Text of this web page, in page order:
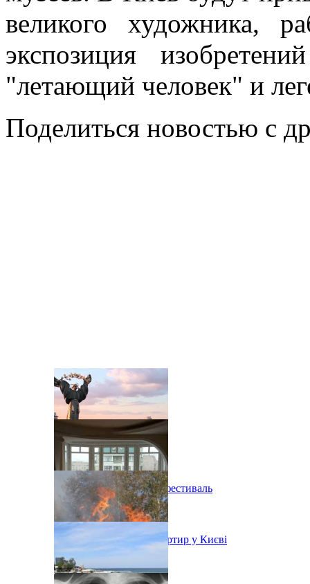
великого художника,
экспозиция
"летающий человек" и
Поделиться новостью с
В Киеве состоится эко-фестиваль
Ситуація з орендою квартир у Києві